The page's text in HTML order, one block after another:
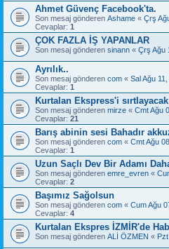
Ahmet Güvenç Facebook'ta.
Son mesaj gönderen Ashame « Çrş
Cevaplar: 1
ÇOK FAZLA İŞ YAPANLAR
Son mesaj gönderen sinann « Çrş Ağu
Ayrılık..
Son mesaj gönderen com « Sal Ağu
Cevaplar: 1
Kurtalan Ekspress'i
Son mesaj gönderen mirze « Cmt Ağu
Cevaplar: 21
Barış abinin sesi Bahadır
Son mesaj gönderen com « Cmt Ağu
Cevaplar: 1
Uzun Saçlı Dev Bir Adamı
Son mesaj gönderen emre_evren «
Cevaplar: 2
Başımız Sağolsun
Son mesaj gönderen com « Cum Ağu
Cevaplar: 4
Kurtalan Ekspres İZMİR'de
Son mesaj gönderen ALİ ÖZMEN «